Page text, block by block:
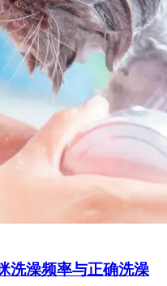
洗澡频率与正确洗澡